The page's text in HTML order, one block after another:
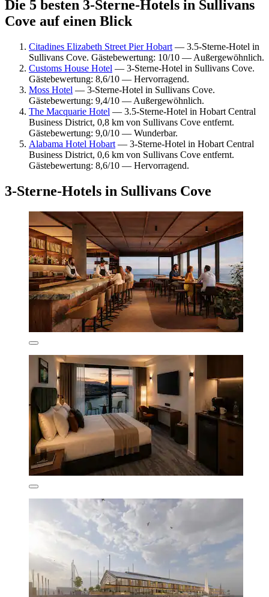
Die 5 besten 3-Sterne-Hotels in Sullivans
Cove auf einen Blick
Citadines Elizabeth Street Pier Hobart — 3.5-Sterne-Hotel in
Sullivans Cove. Gästebewertung: 10/10 — Außergewöhnlich.
Customs House Hotel — 3-Sterne-Hotel in Sullivans Cove.
Gästebewertung: 8,6/10 — Hervorragend.
Moss Hotel — 3-Sterne-Hotel in Sullivans Cove.
Gästebewertung: 9,4/10 — Außergewöhnlich.
The Macquarie Hotel — 3.5-Sterne-Hotel in Hobart Central
Business District, 0,8 km von Sullivans Cove entfernt.
Gästebewertung: 9,0/10 — Wunderbar.
Alabama Hotel Hobart — 3-Sterne-Hotel in Hobart Central
Business District, 0,6 km von Sullivans Cove entfernt.
Gästebewertung: 8,6/10 — Hervorragend.
3-Sterne-Hotels in Sullivans Cove